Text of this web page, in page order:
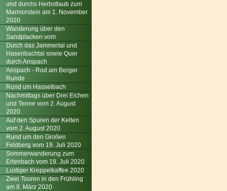
und durchs Herbstlaub zum
Marmorstein am 1. November
2020
Wanderung über den
Sandplacken vom
Durch das Jammertal und
Hasenbachtal sowie Quer
durch Anspach
Anspach - Rod am Berger
Runde
Rund um Hasselbach
Nachmittags über Drei Eichen
und Tenne vom 2. August
2020
Auf den Spuren der Kelten
vom 2. August 2020
Rund um den Großen
Feldberg vom 19. Juli 2020
Sommerwanderung zum
Erlenbach vom 19. Juli 2020
Lustiger Kreppelkaffee 2020
Zwei Touren in den Frühling
am 8. März 2020